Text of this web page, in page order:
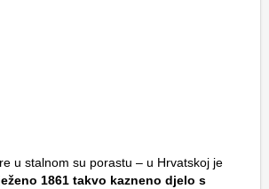
u stalnom su porastu – u Hrvatskoj je
1861 takvo kazneno djelo s